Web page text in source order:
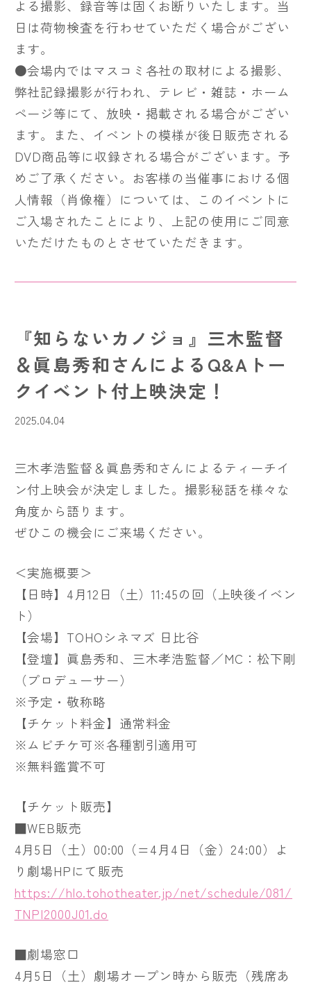
よる撮影、録音等は固くお断りいたします。当
日は荷物検査を行わせていただく場合がござい
ます。
●会場内ではマスコミ各社の取材による撮影、
弊社記録撮影が行われ、テレビ・雑誌・ホーム
ページ等にて、放映・掲載される場合がござい
ます。また、イベントの模様が後日販売される
DVD商品等に収録される場合がございます。予
めご了承ください。お客様の当催事における個
人情報（肖像権）については、このイベントに
ご入場されたことにより、上記の使用にご同意
いただけたものとさせていただきます。
『知らないカノジョ』三木監督
＆眞島秀和さんによるQ&Aトー
クイベント付上映決定！
2025.04.04
三木孝浩監督＆眞島秀和さんによるティーチイ
ン付上映会が決定しました。撮影秘話を様々な
角度から語ります。
ぜひこの機会にご来場ください。
＜実施概要＞
【日時】4月12日（土）11:45の回（上映後イベン
ト）
【会場】TOHOシネマズ 日比谷
【登壇】眞島秀和、三木孝浩監督／MC：松下剛
（プロデューサー）
※予定・敬称略
【チケット料金】通常料金
※ムビチケ可※各種割引適用可
※無料鑑賞不可
【チケット販売】
■WEB販売
4月5日（土）00:00（=4月4日（金）24:00）よ
り劇場HPにて販売
https://hlo.tohotheater.jp/net/schedule/081/
TNPI2000J01.do
■劇場窓口
4月5日（土）劇場オープン時から販売（残席あ